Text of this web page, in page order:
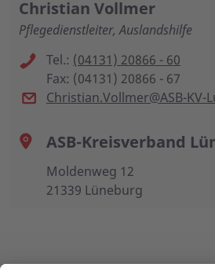
Christian Vollmer
Pflegedienstleiter, Auslandshilfe
Tel.: (04131) 20866 - 60
Fax: (04131) 20866 - 67
Christian.Vollmer@ASB-KV-
ASB-Kreisverband
Moldenweg 12
21339 Lüneburg